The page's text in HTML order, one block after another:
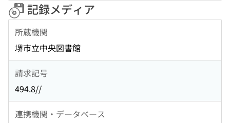
記録メディア
所蔵機関
堺市立中央図書館
請求記号
494.8//
連携機関・データベース